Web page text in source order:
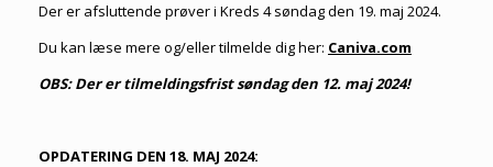
Der er afsluttende prøver i Kreds 4 søndag den 19. maj 2024.
Du kan læse mere og/eller tilmelde dig her: Caniva.com
OBS: Der er tilmeldingsfrist søndag den 12. maj 2024!
OPDATERING DEN 18. MAJ 2024: